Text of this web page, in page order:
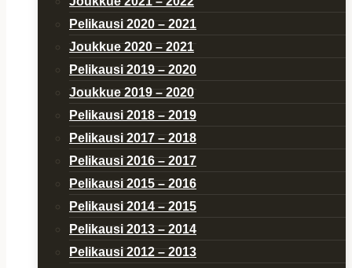
Pelikausi 2020 – 2021
Joukkue 2020 – 2021
Pelikausi 2019 – 2020
Joukkue 2019 – 2020
Pelikausi 2018 – 2019
Pelikausi 2017 – 2018
Pelikausi 2016 – 2017
Pelikausi 2015 – 2016
Pelikausi 2014 – 2015
Pelikausi 2013 – 2014
Pelikausi 2012 – 2013